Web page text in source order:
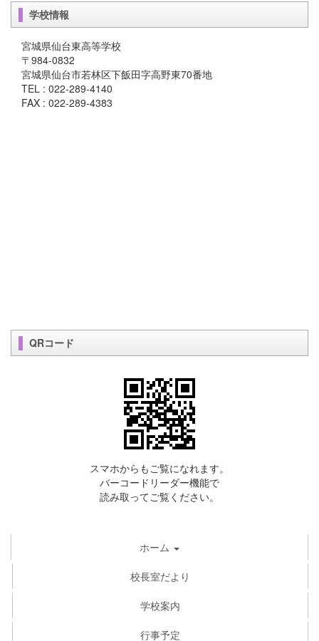
学校情報
宮城県仙台東高等学校
〒984-0832
宮城県仙台市若林区下飯田字高野東70番地
TEL : 022-289-4140
FAX : 022-289-4383
QRコード
スマホからもご覧になれます。
バーコードリーダー機能で
読み取ってご覧ください。
ホーム
校長室だより
学校案内
行事予定